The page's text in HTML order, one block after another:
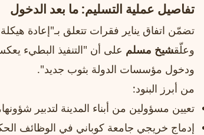
تفاصيل عملية التسليم: ما بعد الدخول
تضمّن اتفاق يناير فقرات تتعلق بـ"إعادة
وعلّقشيخ مسلم على أن "التنفيذ البطيء
ودخول مؤسسات الدولة بثوب جديد".
من أبرز البنود:
تعيين مسؤولين من أبناء المدينة لتدبير
إدماج خريجي جامعة كوباني في الوظائف